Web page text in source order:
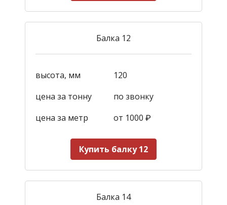
Балка 12
высота, мм
120
цена за тонну
по звонку
цена за метр
от 1000 ₽
Купить балку 12
Балка 14